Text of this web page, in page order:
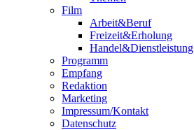
Film
Arbeit&Beruf
Freizeit&Erholung
Handel&Dienstleistung
Programm
Empfang
Redaktion
Marketing
Impressum/Kontakt
Datenschutz